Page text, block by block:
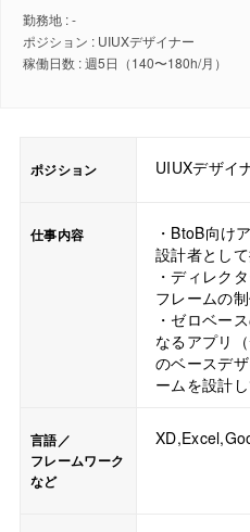
勤務地 : -
ポジション : UIUXデザイナー
稼働日数 : 週5日（140〜180h/月）
ポジション UIUXデザイ
仕事内容
・BtoB向け
設計者とし
・ディレク
フレームの
・ゼロベー
なるアプリ
のベースデ
ームを設計
言語／
フレームワーク
など